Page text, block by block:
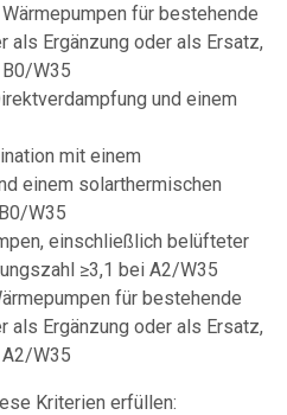
für bestehende
als Ergänzung oder als Ersatz,
W35
und einem
mit einem
einem solarthermischen
W35
einschließlich belüfteter
≥3,1 bei A2/W35
für bestehende
als Ergänzung oder als Ersatz,
W35
Kriterien erfüllen: